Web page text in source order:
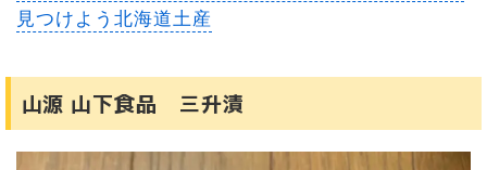
見つけよう北海道土産
山源 山下食品 三升漬